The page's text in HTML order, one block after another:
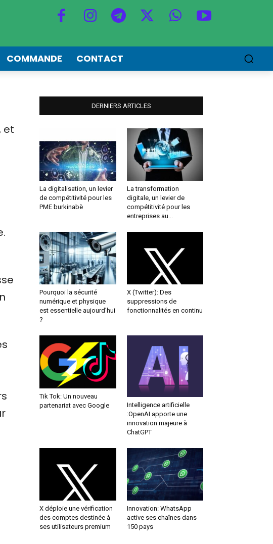
COMMANDE CONTACT
et
DERNIERS ARTICLES
La digitalisation, un levier
de compétitivité pour les
PME burkinabè
La transformation
digitale, un levier de
compétitivité pour les
entreprises au...
Pourquoi la sécurité
numérique et physique
est essentielle aujourd’hui
?
X (Twitter): Des
suppressions de
fonctionnalités en continu
Tik Tok: Un nouveau
partenariat avec Google
Intelligence artificielle
:OpenAI apporte une
innovation majeure à
ChatGPT
X déploie une vérification
des comptes destinée à
ses utilisateurs premium
Innovation: WhatsApp
active ses chaînes dans
150 pays